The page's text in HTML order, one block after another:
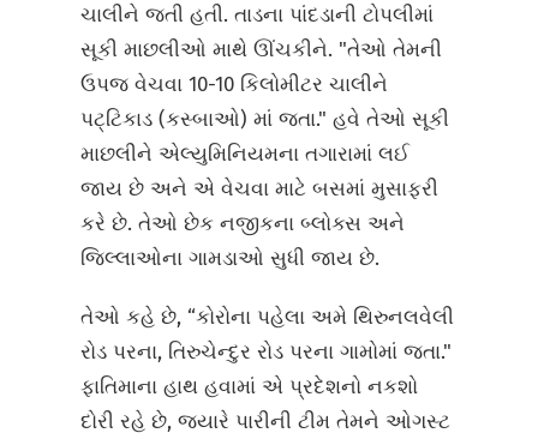
ચાલીને જતી હતી. તાડના પાંદડાની ટોપલીમાં
સૂકી માછલીઓ માથે ઊંચકીને. "તેઓ તેમની
ઉપજ વેચવા 10-10 કિલોમીટર ચાલીને
પટ્ટિકાડ (કસ્બાઓ) માં જતા." હવે તેઓ સૂકી
માછલીને એલ્યુમિનિયમના તગારામાં લઈ
જાય છે અને એ વેચવા માટે બસમાં મુસાફરી
કરે છે. તેઓ છેક નજીકના બ્લોક્સ અને
જિલ્લાઓના ગામડાઓ સુધી જાય છે.
તેઓ કહે છે, “કોરોના પહેલા અમે થિરુનલવેલી
રોડ પરના, તિરુચેન્દુર રોડ પરના ગામોમાં જતા."
ફાતિમાના હાથ હવામાં એ પ્રદેશનો નકશો
દોરી રહે છે, જ્યારે પારીની ટીમ તેમને ઓગસ્ટ